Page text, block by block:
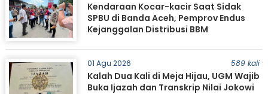
Kendaraan Kocar-kacir Saat Sidak
SPBU di Banda Aceh, Pemprov Endus
Kejanggalan Distribusi BBM
01 Agu 2026 589 kali
Kalah Dua Kali di Meja Hijau, UGM Wajib
Buka Ijazah dan Transkrip Nilai Jokowi